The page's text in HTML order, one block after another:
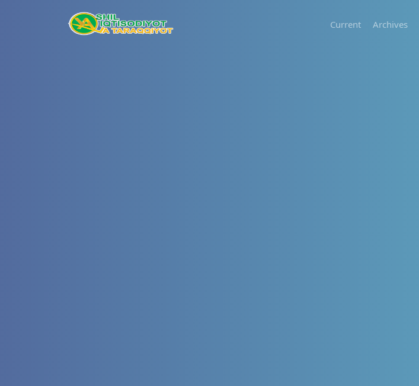
Current Archives